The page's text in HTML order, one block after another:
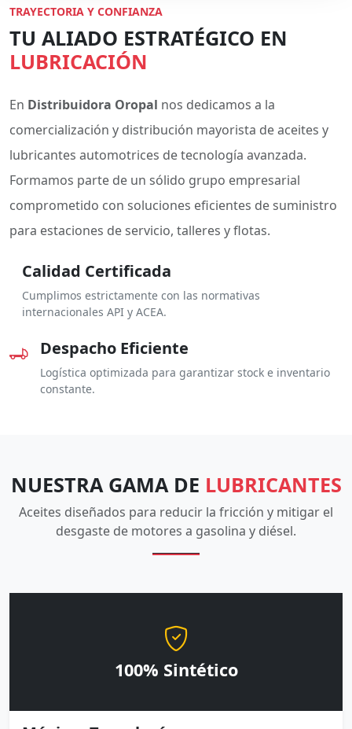
TRAYECTORIA Y CONFIANZA
TU ALIADO ESTRATÉGICO EN
LUBRICACIÓN
En Distribuidora Oropal nos dedicamos a la
comercialización y distribución mayorista de aceites y
lubricantes automotrices de tecnología avanzada.
Formamos parte de un sólido grupo empresarial
comprometido con soluciones eficientes de suministro
para estaciones de servicio, talleres y flotas.
Calidad Certificada
Cumplimos estrictamente con las normativas
internacionales API y ACEA.
Despacho Eficiente
Logística optimizada para garantizar stock e inventario
constante.
NUESTRA GAMA DE LUBRICANTES
Aceites diseñados para reducir la fricción y mitigar el
desgaste de motores a gasolina y diésel.
100% Sintético